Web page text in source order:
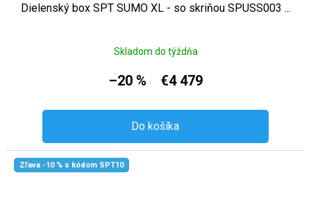
Dielenský box SPT SUMO XL - so skriňou SPUSS003 ...
Skladom do týždňa
–20 % €4 479
Do košíka
Zľava -10 % s kódom SPT10